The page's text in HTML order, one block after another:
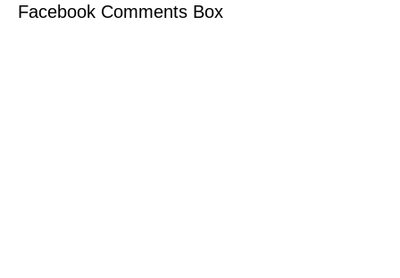
Facebook Comments Box